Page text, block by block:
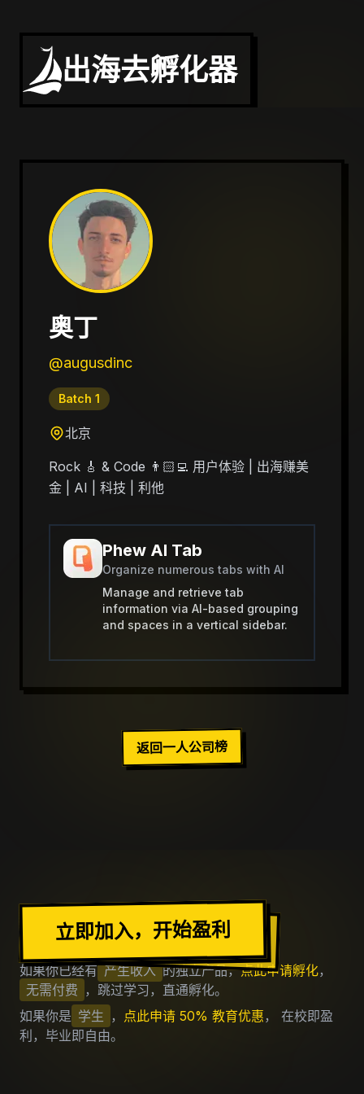
出海去孵化器
奥丁
@augusdinc
Batch 1
北京
Rock 🎸 & Code 👨🏻‍💻 用户体验 | 出海赚美
金 | AI | 科技 | 利他
Phew AI Tab
Organize numerous tabs with AI
Manage and retrieve tab
information via AI-based grouping
and spaces in a vertical sidebar.
返回一人公司榜
加入出海去社区
立即加入，开始盈利
如果你已经有 产生收入 的独立产品，点此申请孵化，
无需付费 ，跳过学习，直通孵化。
如果你是 学生 ， 点此申请 50% 教育优惠 ， 在校即盈
利，毕业即自由。